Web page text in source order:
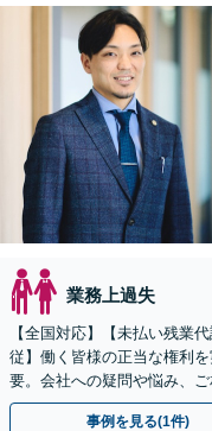
業務上過失
【全国対応】【未払い残業
従】働く皆様の正当な権利
要。会社への疑問や悩み、
回面談無料】【夜間・休日
事例を見る(1件)